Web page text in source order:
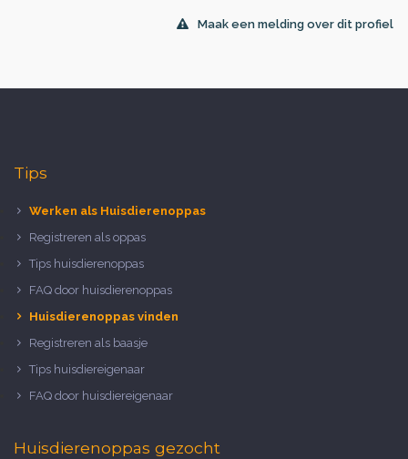
Maak een melding over dit profiel
Tips
Werken als Huisdierenoppas
Registreren als oppas
Tips huisdierenoppas
FAQ door huisdierenoppas
Huisdierenoppas vinden
Registreren als baasje
Tips huisdiereigenaar
FAQ door huisdiereigenaar
Huisdierenoppas gezocht